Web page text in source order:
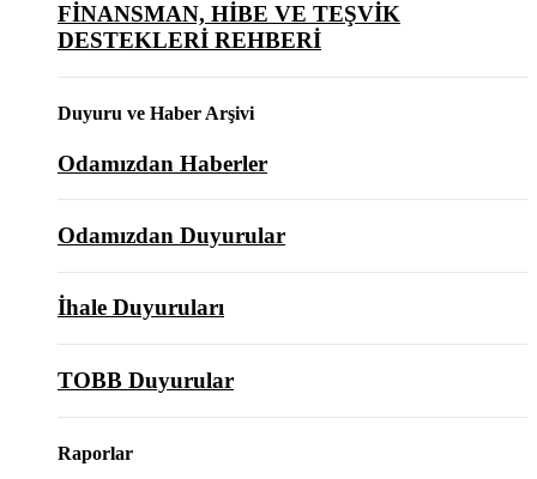
FİNANSMAN, HİBE VE TEŞVİK
DESTEKLERİ REHBERİ
Duyuru ve Haber Arşivi
Odamızdan Haberler
Odamızdan Duyurular
İhale Duyuruları
TOBB Duyurular
Raporlar